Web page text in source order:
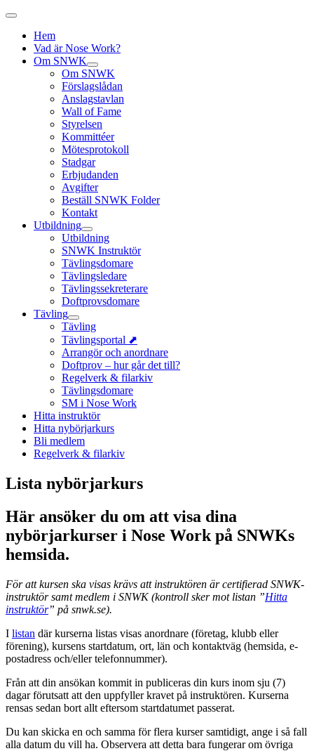
Hem
Vad är Nose Work?
Om SNWK
Om SNWK
Förslagslådan
Anslagstavlan
Wall of Fame
Styrelsen
Kommittéer
Mötesprotokoll
Stadgar
Erbjudanden
Avgifter
Beställ SNWK Folder
Kontakt
Utbildning
Utbildning
SNWK Instruktör
Tävlingsdomare
Tävlingsledare
Tävlingssekreterare
Doftprovsdomare
Tävling
Tävling
Tävlingsportal ⬈
Arrangör och anordnare
Doftprov – hur går det till?
Regelverk & filarkiv
Tävlingsdomare
SM i Nose Work
Hitta instruktör
Hitta nybörjarkurs
Bli medlem
Regelverk & filarkiv
Lista nybörjarkurs
Här ansöker du om att visa dina
nybörjarkurser i Nose Work på SNWKs
hemsida.
För att kursen ska visas krävs att instruktören är certifierad SNWK-
instruktör samt medlem i SNWK (kontroll sker mot listan ”Hitta
instruktör” på snwk.se).
I listan där kurserna listas visas anordnare (företag, klubb eller
förening), kursens startdatum, ort, län och kontaktväg (hemsida, e-
postadress och/eller telefonnummer).
Från att din ansökan kommit in publiceras din kurs inom sju (7)
dagar förutsatt att den uppfyller kravet på instruktören. Kurserna
rensas sedan bort allt eftersom startdatumet passerat.
Du kan skicka en och samma för flera kurser samtidigt, ange i så fall
alla datum du vill ha. Observera att detta bara fungerar om övriga